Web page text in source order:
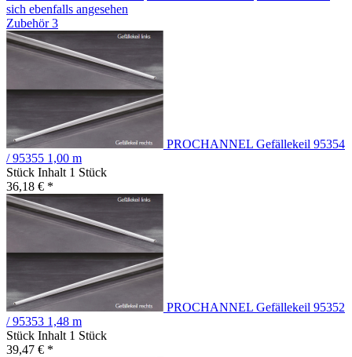
sich ebenfalls angesehen
Zubehör3
PROCHANNEL Gefällekeil 95354
/ 95355 1,00 m
Stück Inhalt 1 Stück
36,18 € *
PROCHANNEL Gefällekeil 95352
/ 95353 1,48 m
Stück Inhalt 1 Stück
39,47 € *